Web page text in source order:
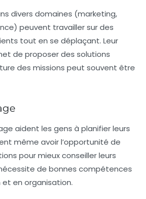
divers domaines (marketing,
peuvent travailler sur des
tout en se déplaçant. Leur
de proposer des solutions
des missions peut souvent être
aident les gens à planifier leurs
même avoir l’opportunité de
pour mieux conseiller leurs
de bonnes compétences
en organisation.